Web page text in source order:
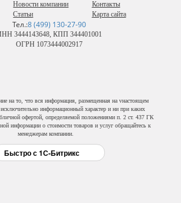
Новости компании
Статьи
Контакты
Карта сайта
Тел.:8 (499) 130-27-90
3444143648, КПП 344401001
ОГРН 1073444002917
на то, что вся информация, размещенная на vнастоящем
исключительно информационный характер и ни при каких
офертой, определяемой положениями п. 2 ст. 437 ГК
информации о стоимости товаров и услуг обращайтесь к
менеджерам компании.
Быстро с 1С-Битрикс